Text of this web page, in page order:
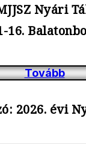
Nyári
16.
Tovább
2026. évi